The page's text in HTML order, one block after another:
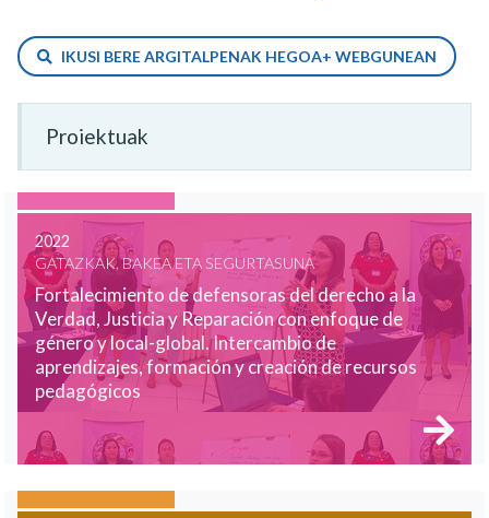
IKUSI BERE ARGITALPENAK HEGOA+ WEBGUNEAN
Proiektuak
2022
GATAZKAK, BAKEA ETA SEGURTASUNA
Fortalecimiento de defensoras del derecho a la
Verdad, Justicia y Reparación con enfoque de
género y local-global. Intercambio de
aprendizajes, formación y creación de recursos
pedagógicos